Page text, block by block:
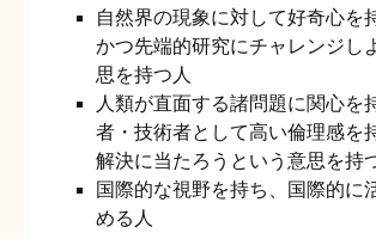
自然界の現象に対して好奇心を
かつ先端的研究にチャレンジし
思を持つ人
人類が直面する諸問題に関心を
者・技術者として高い倫理感を
解決に当たろうという意思を持
国際的な視野を持ち、国際的に
める人